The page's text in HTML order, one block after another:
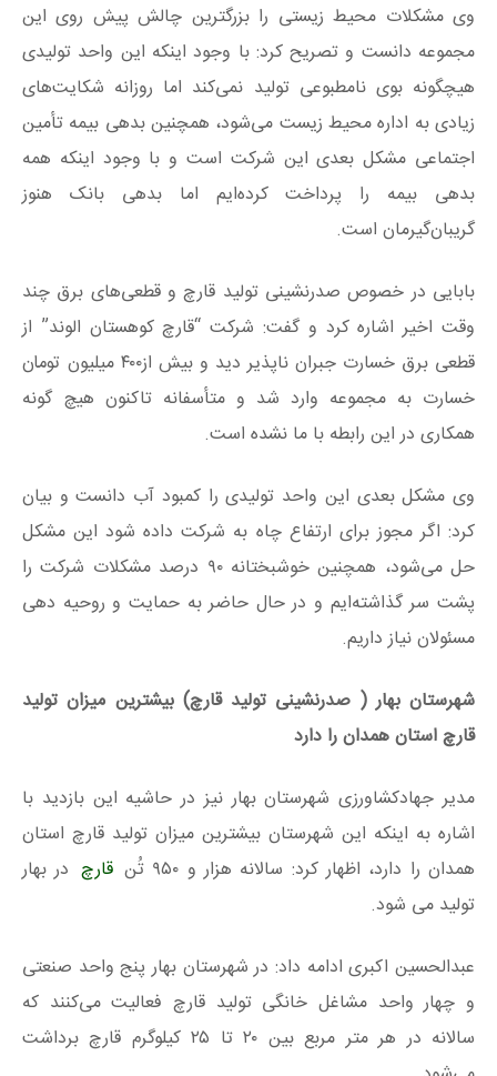
وی مشکلات محیط زیستی را بزرگترین چالش پیش روی این
مجموعه دانست و تصریح کرد: با وجود اینکه این واحد تولیدی
هیچگونه بوی نامطبوعی تولید نمی‌کند اما روزانه شکایت‌های
زیادی به اداره محیط زیست می‌شود، همچنین بدهی بیمه تأمین
اجتماعی مشکل بعدی این شرکت است و با وجود اینکه همه
بدهی بیمه را پرداخت کرده‌ایم اما بدهی بانک هنوز
گریبان‌گیرمان است.
بابایی در خصوص صدرنشینی تولید قارچ و قطعی‌های برق چند
وقت اخیر اشاره کرد و گفت: شرکت “قارچ کوهستان الوند” از
قطعی برق خسارت جبران ناپذیر دید و بیش از۴۰۰ میلیون تومان
خسارت به مجموعه وارد شد و متأسفانه تاکنون هیچ گونه
همکاری در این رابطه با ما نشده است.
وی مشکل بعدی این واحد تولیدی را کمبود آب دانست و بیان
کرد: اگر مجوز برای ارتفاع چاه به شرکت داده شود این مشکل
حل می‌شود، همچنین خوشبختانه ۹۰ درصد مشکلات شرکت را
پشت سر گذاشته‌ایم و در حال حاضر به حمایت و روحیه دهی
مسئولان نیاز داریم.
شهرستان بهار ( صدرنشینی تولید قارچ) بیشترین میزان تولید
قارچ استان همدان را دارد
مدیر جهادکشاورزی شهرستان بهار نیز در حاشیه این بازدید با
اشاره به اینکه این شهرستان بیشترین میزان تولید قارچ استان
همدان را دارد، اظهار کرد: سالانه هزار و ۹۵۰ تُن
قارچ در بهار
تولید می شود.
عبدالحسین اکبری ادامه داد: در شهرستان بهار پنج واحد صنعتی
و چهار واحد مشاغل خانگی تولید قارچ فعالیت می‌کنند که
سالانه در هر متر مربع بین ۲۰ تا ۲۵ کیلوگرم قارچ برداشت